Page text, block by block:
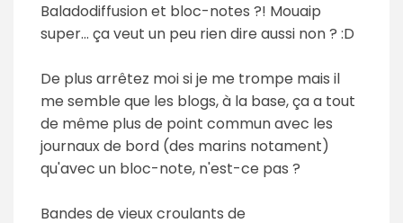
Baladodiffusion et bloc-notes ?! Mouaip
super... ça veut un peu rien dire aussi non ? :D
De plus arrêtez moi si je me trompe mais il
me semble que les blogs, à la base, ça a tout
de même plus de point commun avec les
journaux de bord (des marins notament)
qu'avec un bloc-note, n'est-ce pas ?
Bandes de vieux croulants de